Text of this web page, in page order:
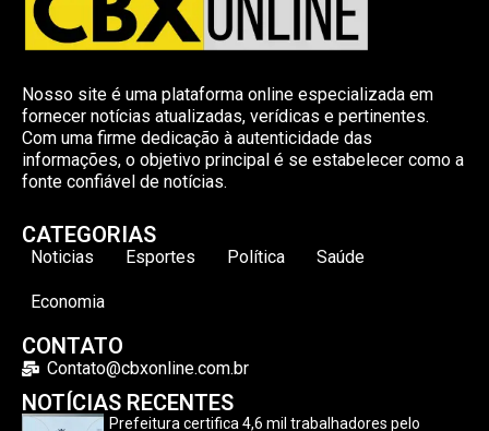
Nosso site é uma plataforma online especializada em
fornecer notícias atualizadas, verídicas e pertinentes.
Com uma firme dedicação à autenticidade das
informações, o objetivo principal é se estabelecer como a
fonte confiável de notícias.
CATEGORIAS
Noticias Esportes Política Saúde
Economia
CONTATO
Contato@cbxonline.com.br
NOTÍCIAS RECENTES
Prefeitura certifica 4,6 mil trabalhadores pelo